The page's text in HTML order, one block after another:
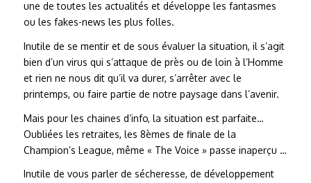
une de toutes les actualités et développe les fantasmes
ou les fakes-news les plus folles.
Inutile de se mentir et de sous évaluer la situation, il s’agit
bien d’un virus qui s’attaque de près ou de loin à l’Homme
et rien ne nous dit qu’il va durer, s’arrêter avec le
printemps, ou faire partie de notre paysage dans l’avenir.
Mais pour les chaines d’info, la situation est parfaite…
Oubliées les retraites, les 8èmes de finale de la
Champion’s League, même « The Voice » passe inaperçu …
Inutile de vous parler de sécheresse, de développement